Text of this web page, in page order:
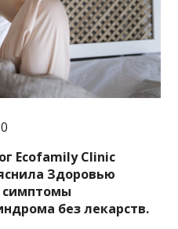
Ecofamily Clinic
Здоровью
симптомы
без лекарств.